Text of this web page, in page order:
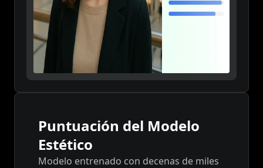
Puntuación del Modelo
Estético
Modelo entrenado con decenas de miles